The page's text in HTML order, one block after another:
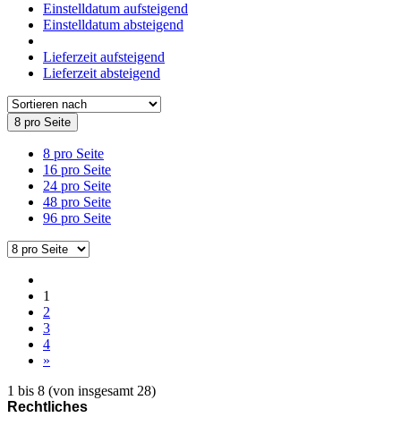
Einstelldatum aufsteigend
Einstelldatum absteigend
Lieferzeit aufsteigend
Lieferzeit absteigend
8 pro Seite
8 pro Seite
16 pro Seite
24 pro Seite
48 pro Seite
96 pro Seite
1
2
3
4
»
1 bis 8 (von insgesamt 28)
Rechtliches